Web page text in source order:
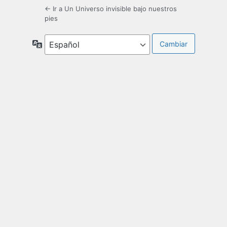
← Ir a Un Universo invisible bajo nuestros
pies
Idioma